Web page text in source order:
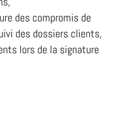
des compromis de
des dossiers clients,
lors de la signature